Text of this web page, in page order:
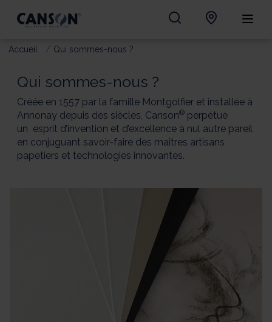
Accueil Qui sommes-nous ?
Qui sommes-nous ?
Créée en 1557 par la famille Montgolfier et installée à
Annonay depuis des siècles, Canson® perpétue
un esprit d’invention et d’excellence à nul autre pareil
en conjuguant savoir-faire des maîtres artisans
papetiers et technologies innovantes.